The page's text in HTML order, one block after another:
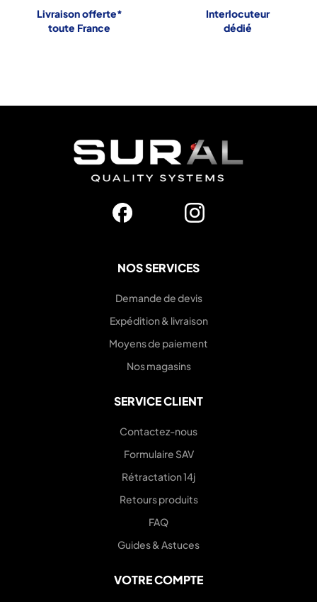
Livraison offerte*
toute France
Interlocuteur
dédié
NOS SERVICES
Demande de devis
Expédition & livraison
Moyens de paiement
Nos magasins
SERVICE CLIENT
Contactez-nous
Formulaire SAV
Rétractation 14j
Retours produits
FAQ
Guides & Astuces
VOTRE COMPTE